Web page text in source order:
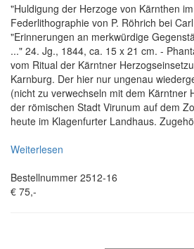
"Huldigung der Herzoge von Kärnthen
Federlithographie von P. Röhrich bei
"Erinnerungen an merkwürdige
..." 24. Jg., 1844, ca. 15 x 21 cm. -
vom Ritual der Kärntner
Karnburg. Der hier nur ungenau
(nicht zu verwechseln mit dem Kärntner
der römischen Stadt Virunum auf dem
heute im Klagenfurter Landhaus.
Weiterlesen
Bestellnummer 2512-16
€ 75,-